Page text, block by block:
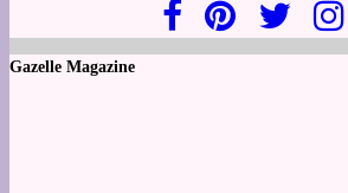
Gazelle Magazine